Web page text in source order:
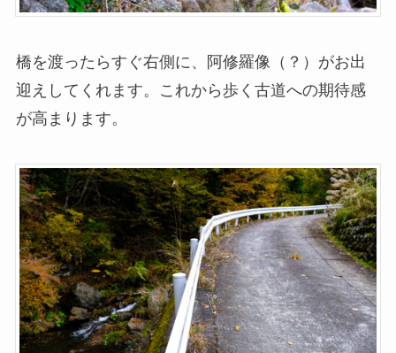
橋を渡ったらすぐ右側に、阿修羅像（？）がお出
迎えしてくれます。これから歩く古道への期待感
が高まります。